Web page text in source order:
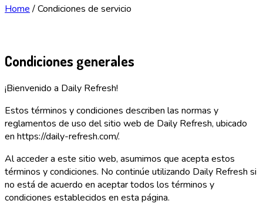
Home/Condiciones de servicio
Condiciones generales
¡Bienvenido a Daily Refresh!
Estos términos y condiciones describen las normas y
reglamentos de uso del sitio web de Daily Refresh, ubicado
en https://daily-refresh.com/.
Al acceder a este sitio web, asumimos que acepta estos
términos y condiciones. No continúe utilizando Daily Refresh si
no está de acuerdo en aceptar todos los términos y
condiciones establecidos en esta página.